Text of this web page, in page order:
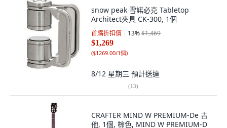
snow peak 雪諾必克 Tabletop
Architect夾具 CK-300, 1個
首購折扣價 13%$1,469
$1,269
($1269.00/1個)
8/12 星期三 預計送達
(13)
CRAFTER MIND W PREMIUM-De 吉
他, 1個, 棕色, MIND W PREMIUM-D